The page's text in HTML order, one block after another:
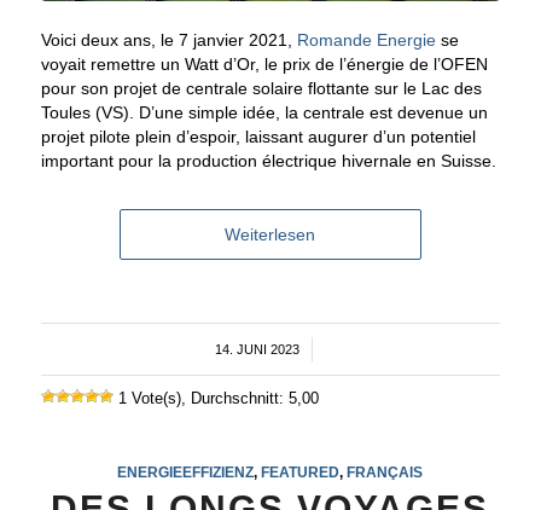
Voici deux ans, le 7 janvier 2021, Romande Energiese
voyait remettre un Watt d’Or, le prix de l’énergie de l’OFEN
pour son projet de centrale solaire flottante sur le Lac des
Toules (VS). D’une simple idée, la centrale est devenue un
projet pilote plein d’espoir, laissant augurer d’un potentiel
important pour la production électrique hivernale en Suisse.
Weiterlesen
14. JUNI 2023
/
1 Vote(s), Durchschnitt: 5,00
ENERGIEEFFIZIENZ,FEATURED,FRANÇAIS